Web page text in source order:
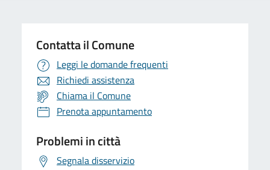
Contatta il Comune
Leggi le domande frequenti
Richiedi assistenza
Chiama il Comune
Prenota appuntamento
Problemi in città
Segnala disservizio